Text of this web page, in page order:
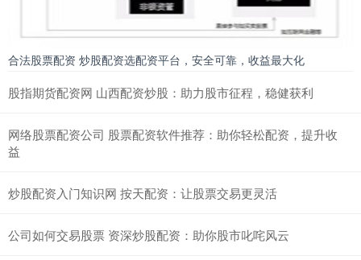
合法股票配资 炒股配资选配资平台，安全可靠，收益最大化
股指期货配资网 山西配资炒股：助力股市征程，稳健获利
网络股票配资公司 股票配资软件推荐：助你轻松配资，提升收
益
炒股配资入门知识网 按天配资：让股票交易更灵活
公司如何交易股票 资深炒股配资：助你股市叱咤风云